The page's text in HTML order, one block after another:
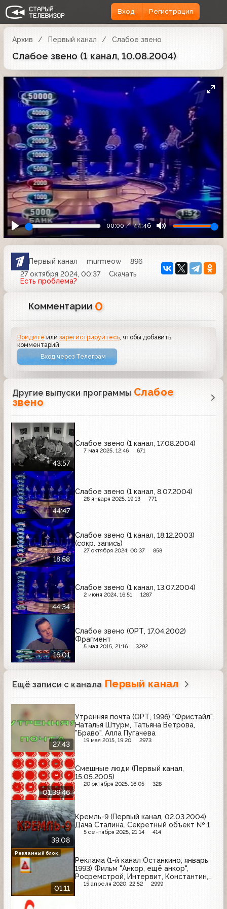
Вход Регистрация
Архив Первый канал Слабое звено
Слабое звено (1 канал, 10.08.2004)
00:00 44:46
Первый канал murmeow
896
27 октября 2024, 00:37
Скачать
Есть проблема?
Комментарии 0
Войдите илизарегистрируйтесь , чтобы добавить
комментарий
Вход через Телеграм
Другие выпуски программы Слабое
звено
43:57
Слабое звено (1 канал, 17.08.2004)
7 мая 2025, 12:46 671
44:47
Слабое звено (1 канал, 8.07.2004)
28 января 2025, 19:13 771
18:58
Слабое звено (1 канал, 18.12.2003)
(сокр. запись)
27 октября 2024, 00:37 858
44:34
Слабое звено (1 канал, 13.07.2004)
2 июня 2024, 16:51 1287
16:01
Слабое звено (ОРТ, 17.04.2002)
Фрагмент
5 мая 2015, 21:16 3292
Ещё записи с канала Первый канал
27:43
Утренняя почта (ОРТ, 1996) "Фристайл",
Наталья Штурм, Татьяна Ветрова,
"Браво", Алла Пугачева
19 мая 2015, 19:20 2973
01:39:46
Смешные люди (Первый канал,
15.05.2005)
20 октября 2025, 16:05 328
39:08
Кремль-9 (Первый канал, 02.03.2004)
Дача Сталина. Секретный объект № 1
5 сентября 2025, 21:14 414
01:11
Реклама (1-й канал Останкино, январь
1993) Фильм "Анкор, ещё анкор",
Росремстрой, Интервит, Константин,
HB15 апреля 2020, 22:52 2999
Рекламный блок